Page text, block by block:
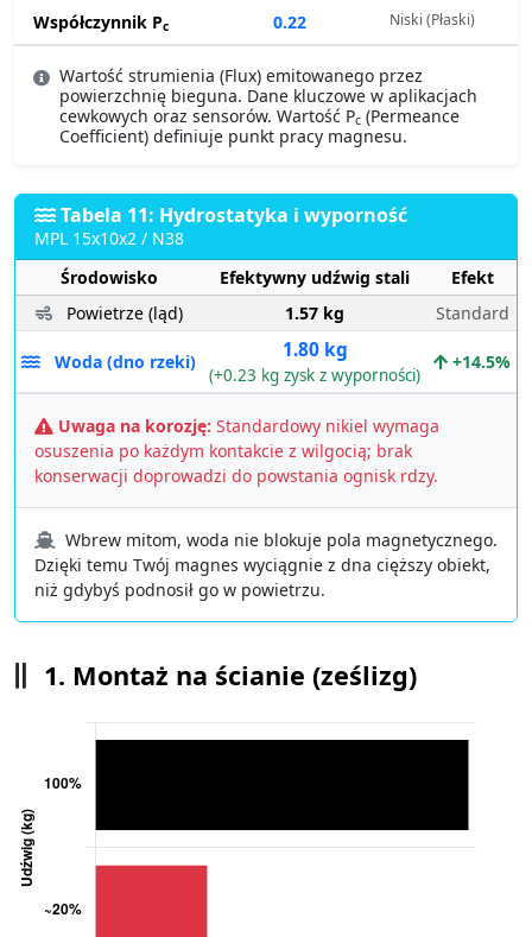
Współczynnik Pc 0.22 Niski (Płaski)
Wartość strumienia (Flux) emitowanego przez
powierzchnię bieguna. Dane kluczowe w aplikacjach
cewkowych oraz sensorów. Wartość Pc (Permeance
Coefficient) definiuje punkt pracy magnesu.
Tabela 11: Hydrostatyka i wyporność
MPL 15x10x2 / N38
Środowisko
Efektywny udźwig stali
Efekt
Powietrze (ląd)
1.57 kg Standard
Woda (dno rzeki) 1.80 kg
(+0.23 kg zysk z wyporności)
+14.5%
Uwaga na korozję: Standardowy nikiel wymaga
osuszenia po każdym kontakcie z wilgocią; brak
konserwacji doprowadzi do powstania ognisk rdzy.
Wbrew mitom, woda nie blokuje pola magnetycznego.
Dzięki temu Twój magnes wyciągnie z dna cięższy obiekt,
niż gdybyś podnosił go w powietrzu.
1. Montaż na ścianie (ześlizg)